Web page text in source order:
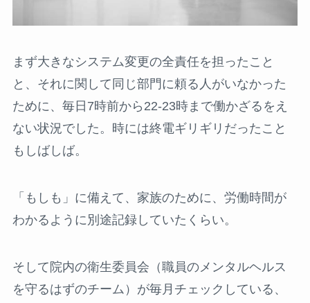
まず大きなシステム変更の全責任を担ったこと
と、それに関して同じ部門に頼る人がいなかった
ために、毎日7時前から22-23時まで働かざるをえ
ない状況でした。時には終電ギリギリだったこと
もしばしば。
「もしも」に備えて、家族のために、労働時間が
わかるように別途記録していたくらい。
そして院内の衛生委員会（職員のメンタルヘルス
を守るはずのチーム）が毎月チェックしている、